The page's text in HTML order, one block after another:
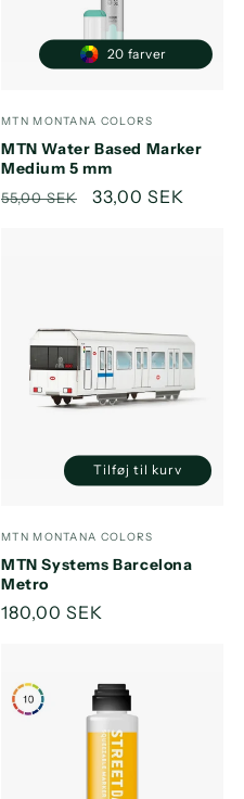
Forhandler:
MTN MONTANA COLORS
MTN Water Based Marker
Medium 5 mm
Normalpris
55,00 SEK Udsalgspris
33,00 SEK
20 farver
Forhandler:
MTN MONTANA COLORS
MTN Systems Barcelona
Metro
Normalpris
180,00 SEK
Reducer
Title
Øg
Title
Tilføj til kurv